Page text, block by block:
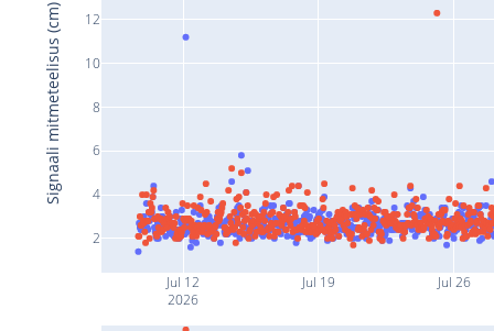
Jul 12
2026
Jul 19 Jul 26
2
4
6
8
10
12
Signaali mitmeteelisus (cm)